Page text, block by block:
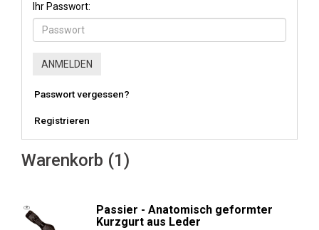
Ihr Passwort:
Passwort vergessen?
Registrieren
Warenkorb (1)
Passier - Anatomisch geformter
Kurzgurt aus Leder